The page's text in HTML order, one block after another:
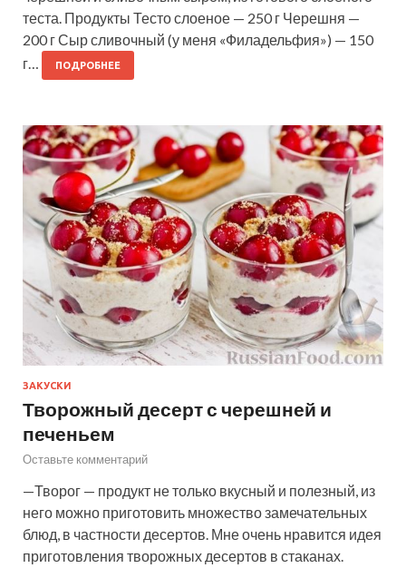
теста. Продукты Тесто слоеное — 250 г Черешня —
200 г Сыр сливочный (у меня «Филадельфия») — 150
г…
ПОДРОБНЕЕ
ЗАКУСКИ
Творожный десерт с черешней и
печеньем
Оставьте комментарий
—Творог — продукт не только вкусный и полезный, из
него можно приготовить множество замечательных
блюд, в частности десертов. Мне очень нравится идея
приготовления творожных десертов в стаканах.